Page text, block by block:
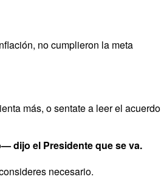
no cumplieron la meta
más, o sentate a leer el acuerdo
dijo el Presidente que se va.
necesario.